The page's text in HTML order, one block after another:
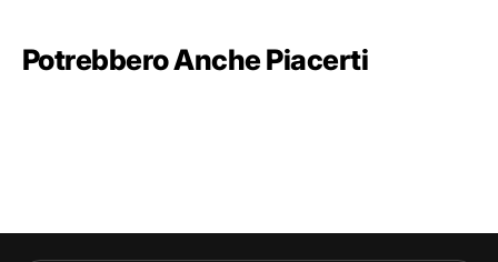
Potrebbero Anche Piacerti